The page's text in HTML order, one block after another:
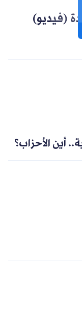
(فيديو)
أين الأحزاب؟